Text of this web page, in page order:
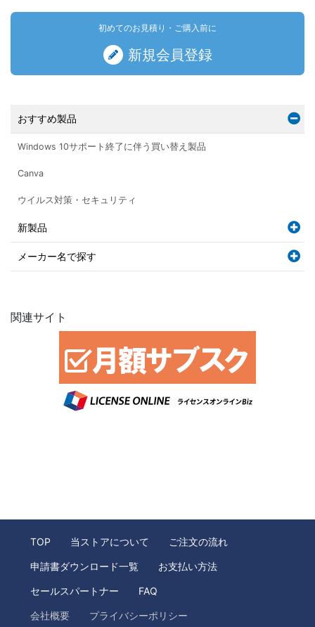
初めてのお見積り・ご購入前に
新規会員登録
おすすめ製品
Windows 10サポート終了に伴う買い替え製品
Canva
ウイルス対策・セキュリティ
新製品
メーカー名で探す
関連サイト
TOP 当ストアについて ご注文の流れ
申請書ダウンロード一覧 お支払い方法
セールスパートナー FAQ
会社概要 プライバシーポリシー